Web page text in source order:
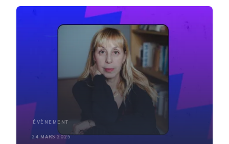
ÉVÈNEMENT
24 MARS 2025